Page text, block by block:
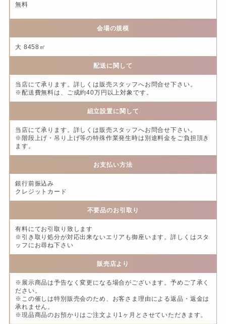
無料
会場の規模
大 8458㎡
配送に関して
当店にて承ります。詳しくは販売スタッフへお問合せ下さい。
※配送費無料は、ご成約40万円以上対象です。
組立設置に関して
当店にて承ります。詳しくは販売スタッフへお問合せ下さい。
※階段上げ・吊り上げ等の特殊作業発生時は別途料金をご負担頂き
ます。
お支払い方法
銀行前振込み
クレジットカード
不要品のお引取り
有料にてお引取り致します
※引き取り処分が対応出来ないエリアも御座います。詳しくはスタ
ッフにお尋ね下さい
販売店より
※展示商品は予告なく変更になる場合がございます。予めご了承く
ださい。
※この催しは特別販売会のため、お客さま理由による返品・返金は
承れません。
※現品商品のお預かりはご注文より1ヶ月とさせていただきます。